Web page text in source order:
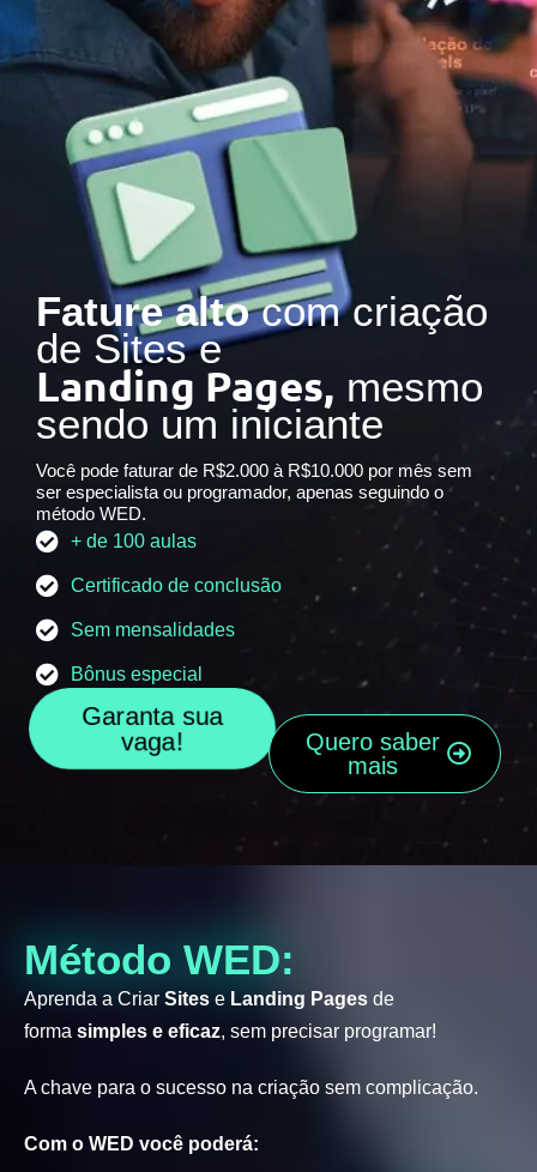
Fature altocom criação
de Sites e
Landing Pages, mesmo
sendo um iniciante
Você pode faturar de R$2.000 à R$10.000 por mês sem
ser especialista ou programador, apenas seguindo o
método WED.
+ de 100 aulas
Certificado de conclusão
Sem mensalidades
Bônus especial
Garanta sua
vaga!
Quero saber
mais
Método WED:
Aprenda a Criar Sites e Landing Pages de
forma simples e eficaz, sem precisar programar!
A chave para o sucesso na criação sem complicação.
Com o WED você poderá: